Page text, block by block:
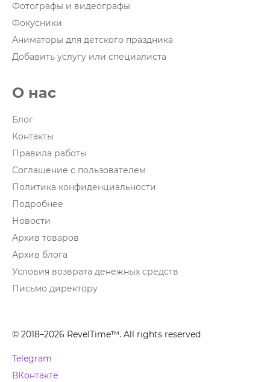
Фотографы и видеографы
Фокусники
Аниматоры для детского праздника
Добавить услугу или специалиста
О нас
Блог
Контакты
Правила работы
Соглашение с пользователем
Политика конфиденциальности
Подробнее
Новости
Архив товаров
Архив блога
Условия возврата денежных средств
Письмо директору
© 2018–2026 RevelTime™. All rights reserved
Telegram
ВКонтакте